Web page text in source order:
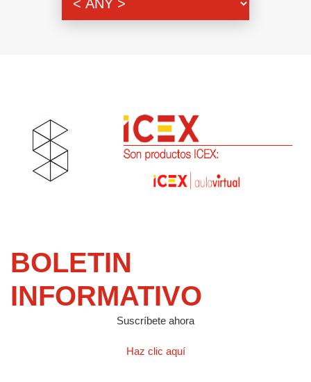
BOLETIN
INFORMATIVO
Suscríbete ahora
Haz clic aquí